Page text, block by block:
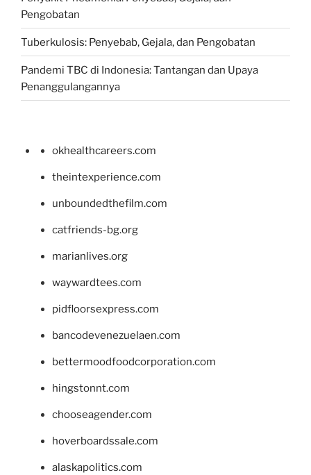
Pengobatan
Tuberkulosis: Penyebab, Gejala, dan Pengobatan
Pandemi TBC di Indonesia: Tantangan dan Upaya
Penanggulangannya
okhealthcareers.com
theintexperience.com
unboundedthefilm.com
catfriends-bg.org
marianlives.org
waywardtees.com
pidfloorsexpress.com
bancodevenezuelaen.com
bettermoodfoodcorporation.com
hingstonnt.com
chooseagender.com
hoverboardssale.com
alaskapolitics.com